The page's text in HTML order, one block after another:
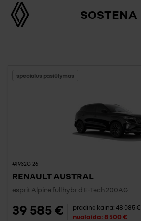
SOSTENA
specialus pasiūlymas
#1932C_26
RENAULT AUSTRAL
esprit Alpine full hybrid E-Tech 200AG
39 585 € pradinė kaina:48 085 €
nuolaida:8 500 €